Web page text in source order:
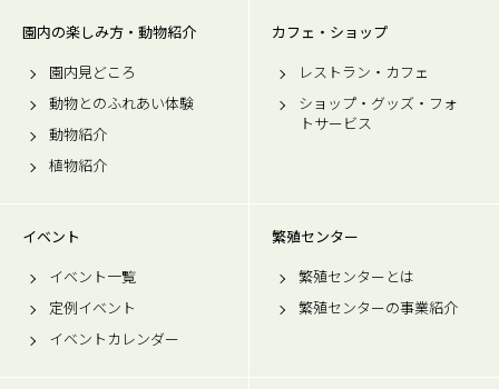
園内の楽しみ方・動物紹介
園内見どころ
動物とのふれあい体験
動物紹介
植物紹介
カフェ・ショップ
レストラン・カフェ
ショップ・グッズ・フォ
トサービス
イベント
イベント一覧
定例イベント
イベントカレンダー
繁殖センター
繁殖センターとは
繁殖センターの事業紹介